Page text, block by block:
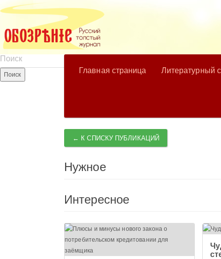
Главная страница Литературный
← К СПИСКУ ПУБЛИКАЦИЙ
Нужное
Интересное